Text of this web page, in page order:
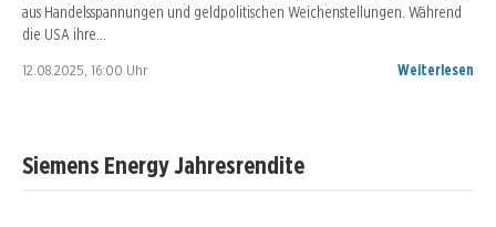
aus Handelsspannungen und geldpolitischen Weichenstellungen. Während
die USA ihre…
12.08.2025, 16:00 Uhr Weiterlesen
Siemens Energy Jahresrendite